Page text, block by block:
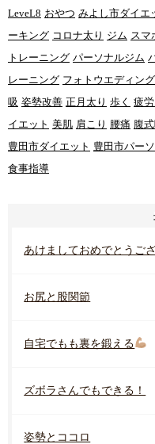
LeveL8 おやつ みよし市ダイエ
ーキング コロナ太り ジム スマ
トレーニング パーソナルジム
レーニング フォトウエディング
吸 姿勢改善 正月太り 歩く 疲
イエット 美肌 肩こり 腰痛 腹
豊田市ダイエット 豊田市パー
食事指導
あけましておめでとうご
お尻と股関節
自宅でもも裏を鍛える
ズボラさんでもできる！
姿勢とココロ